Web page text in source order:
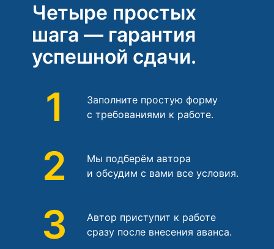
Четыре простых
шага — гарантия
успешной сдачи.
1
Заполните простую форму
с требованиями к работе.
2
Мы подберём автора
и обсудим с вами все условия.
3
Автор приступит к работе
сразу после внесения аванса.